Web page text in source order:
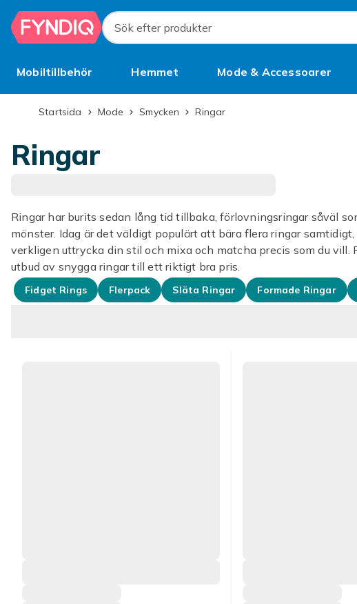
Hoppa till huvudinnehållet
Sök efter produkter
Mobiltillbehör Hemmet Mode & Accessoarer
Bättre än begagnat
Startsida Mode Smycken Ringar
Ringar
Ringar har burits sedan lång tid tillbaka, förlovningsringar såväl
mönster. Idag är det väldigt populärt att bära flera ringar
verkligen uttrycka din stil och mixa och matcha precis som du
utbud av snygga ringar till ett riktigt bra pris.
Fidget Rings Flerpack Släta Ringar Formade Ringar